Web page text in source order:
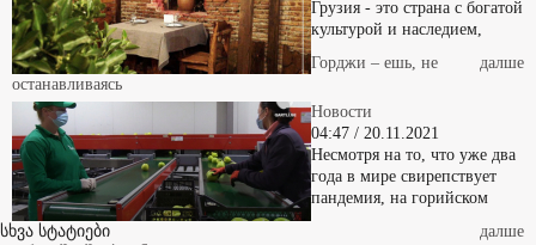
культурой и наследием,
Горджи – ешь, не
останавливаясь
04:47 / 20.11.2021
Несмотря на то, что уже два
года в мире свирепствует
пандемия, на горийском
სხვა სტატიები
ავარია შავშვებთან